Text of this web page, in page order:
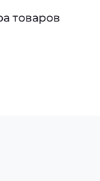
товаров